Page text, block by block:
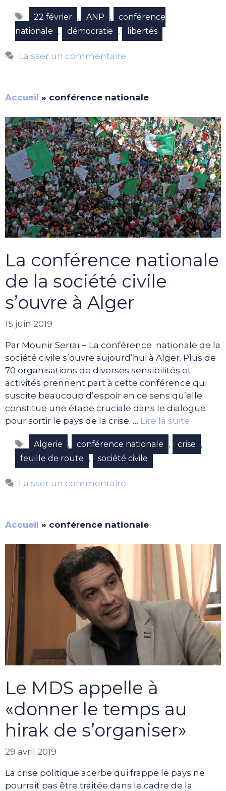
Étiquettes
22 février , ANP ,
conférence
nationale
, démocratie , libertés
Laisser un commentaire
Accueil » conférence nationale
La conférence nationale
de la société civile
s’ouvre à Alger
15 juin 2019
Par Mounir Serraï − La conférence nationale de la
société civile s’ouvre aujourd’hui à Alger. Plus de
70 organisations de diverses sensibilités et
activités prennent part à cette conférence qui
suscite beaucoup d’espoir en ce sens qu’elle
constitue une étape cruciale dans le dialogue
pour sortir le pays de la crise. … Lire la suite
Étiquettes
Algerie , conférence nationale , crise ,
feuille de route , société civile
Laisser un commentaire
Accueil » conférence nationale
Le MDS appelle à
«donner le temps au
hirak de s’organiser»
29 avril 2019
La crise politique acerbe qui frappe le pays ne
pourrait pas être traitée dans le cadre de la